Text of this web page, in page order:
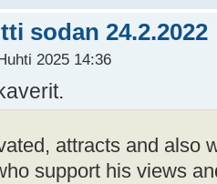
sodan 24.2.2022
2025 14:36
attracts and also
support his views